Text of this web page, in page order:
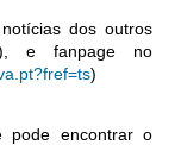
dos outros
e fanpage no
)
pode encontrar o